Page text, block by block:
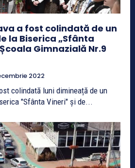
a fost colindată de un
la Biserica „Sfânta
Gimnazială Nr.9
2022
colindată luni dimineață de un
"Sfânta Vineri" și de...